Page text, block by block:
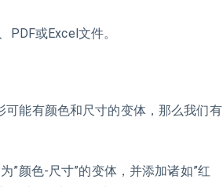
或Excel文件。
能有颜色和尺寸的变体，那么我们有
”颜色-尺寸”的变体，并添加诸如”红